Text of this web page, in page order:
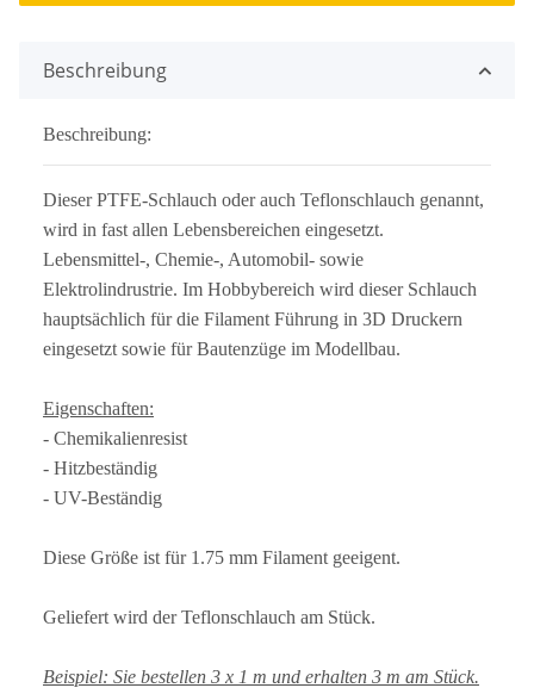
Beschreibung
Beschreibung:
Dieser PTFE-Schlauch oder auch Teflonschlauch genannt,
wird in fast allen Lebensbereichen eingesetzt.
Lebensmittel-, Chemie-, Automobil- sowie
Elektrolindrustrie. Im Hobbybereich wird dieser Schlauch
hauptsächlich für die Filament Führung in 3D Druckern
eingesetzt sowie für Bautenzüge im Modellbau.
Eigenschaften:
- Chemikalienresist
- Hitzbeständig
- UV-Beständig
Diese Größe ist für 1.75 mm Filament geeigent.
Geliefert wird der Teflonschlauch am Stück.
Beispiel: Sie bestellen 3 x 1 m und erhalten 3 m am Stück.